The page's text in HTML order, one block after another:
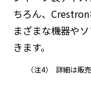
ちろん、
まざまな機器や
きます。
（注4） 詳細は販